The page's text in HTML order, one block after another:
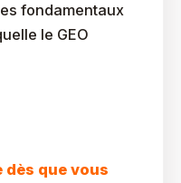
fondamentaux
le GEO
dès que vous